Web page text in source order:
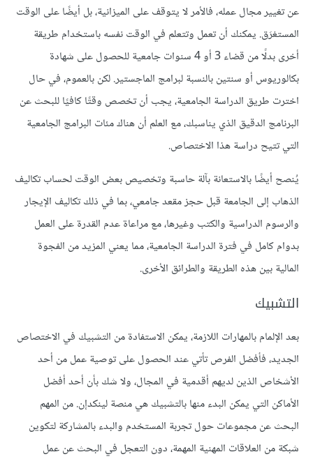
عن تغيير مجال عمله، فالأمر لا يتوقف على الميزانية، بل أيضًا على الوقت
المستغرَق. يمكنك أن تعمل وتتعلم في الوقت نفسه باستخدام طريقة
أخرى بدلًا من قضاء 3 أو 4 سنوات جامعية للحصول على شهادة
بكالوريوس أو سنتين بالنسبة لبرامج الماجستير. لكن بالعموم، في حال
اخترت طريق الدراسة الجامعية، يجب أن تخصص وقتًا كافيًا للبحث عن
البرنامج الدقيق الذي يناسبك، مع العلم أن هناك مئات البرامج الجامعية
التي تتيح دراسة هذا الاختصاص.
يُنصح أيضًا بالاستعانة بآلة حاسبة وتخصيص بعض الوقت لحساب تكاليف
الذهاب إلى الجامعة قبل حجز مقعد جامعي، بما في ذلك تكاليف الإيجار
والرسوم الدراسية والكتب وغيرها، مع مراعاة عدم القدرة على العمل
بدوام كامل في فترة الدراسة الجامعية، مما يعني المزيد من الفجوة
المالية بين هذه الطريقة والطرائق الأخرى.
التشبيك
بعد الإلمام بالمهارات اللازمة، يمكن الاستفادة من التشبيك في الاختصاص
الجديد، فأفضل الفرص تأتي عند الحصول على توصية عمل من أحد
الأشخاص الذين لديهم أقدمية في المجال، ولا شك بأن أحد أفضل
الأماكن التي يمكن البدء منها بالتشبيك هي منصة لينكدإن. من المهم
البحث عن مجموعات حول تجربة المستخدم والبدء بالمشاركة لتكوين
شبكة من العلاقات المهنية المهمة، دون التعجل في البحث عن عمل